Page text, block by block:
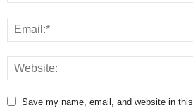
Save my name, email, and website in